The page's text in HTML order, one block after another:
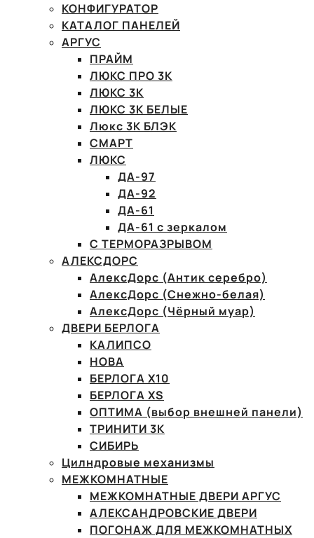
КОНФИГУРАТОР
КАТАЛОГ ПАНЕЛЕЙ
АРГУС
ПРАЙМ
ЛЮКС ПРО 3К
ЛЮКС 3К
ЛЮКС 3К БЕЛЫЕ
Люкс 3К БЛЭК
СМАРТ
ЛЮКС
ДА-97
ДА-92
ДА-61
ДА-61 с зеркалом
С ТЕРМОРАЗРЫВОМ
АЛЕКСДОРС
АлексДорс (Антик серебро)
АлексДорс (Снежно-белая)
АлексДорс (Чёрный муар)
ДВЕРИ БЕРЛОГА
КАЛИПСО
НОВА
БЕРЛОГА Х10
БЕРЛОГА XS
ОПТИМА (выбор внешней панели)
ТРИНИТИ 3К
СИБИРЬ
Цилндровые механизмы
МЕЖКОМНАТНЫЕ
МЕЖКОМНАТНЫЕ ДВЕРИ АРГУС
АЛЕКСАНДРОВСКИЕ ДВЕРИ
ПОГОНАЖ ДЛЯ МЕЖКОМНАТНЫХ